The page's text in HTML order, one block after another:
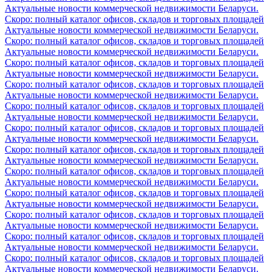
Актуальные новости коммерческой недвижимости Беларуси.
Скоро: полный каталог офисов, складов и торговых площадей
Актуальные новости коммерческой недвижимости Беларуси.
Скоро: полный каталог офисов, складов и торговых площадей
Актуальные новости коммерческой недвижимости Беларуси.
Скоро: полный каталог офисов, складов и торговых площадей
Актуальные новости коммерческой недвижимости Беларуси.
Скоро: полный каталог офисов, складов и торговых площадей
Актуальные новости коммерческой недвижимости Беларуси.
Скоро: полный каталог офисов, складов и торговых площадей
Актуальные новости коммерческой недвижимости Беларуси.
Скоро: полный каталог офисов, складов и торговых площадей
Актуальные новости коммерческой недвижимости Беларуси.
Скоро: полный каталог офисов, складов и торговых площадей
Актуальные новости коммерческой недвижимости Беларуси.
Скоро: полный каталог офисов, складов и торговых площадей
Актуальные новости коммерческой недвижимости Беларуси.
Скоро: полный каталог офисов, складов и торговых площадей
Актуальные новости коммерческой недвижимости Беларуси.
Скоро: полный каталог офисов, складов и торговых площадей
Актуальные новости коммерческой недвижимости Беларуси.
Скоро: полный каталог офисов, складов и торговых площадей
Актуальные новости коммерческой недвижимости Беларуси.
Скоро: полный каталог офисов, складов и торговых площадей
Актуальные новости коммерческой недвижимости Беларуси.